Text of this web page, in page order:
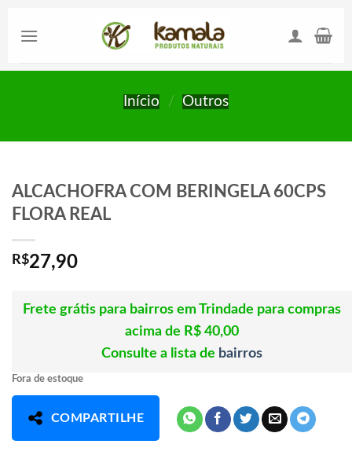
Início / Outros
ALCACHOFRA COM BERINGELA 60CPS
FLORA REAL
R$27,90
Frete grátis para bairros em Trindade para compras
acima de R$ 40,00
Consulte a lista de bairros
Fora de estoque
COMPARTILHE